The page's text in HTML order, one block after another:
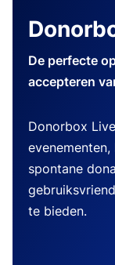
De perfecte
accepteren
Donorbox
spontane
te bieden.